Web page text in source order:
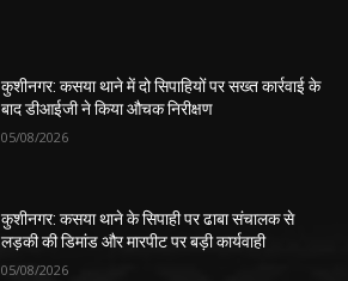
कुशीनगर: कसया थाने में दो सिपाहियों पर सख्त कार्रवाई के
बाद डीआईजी ने किया औचक निरीक्षण
05/08/2026
कुशीनगर: कसया थाने के सिपाही पर ढाबा संचालक से
लड़की की डिमांड और मारपीट पर बड़ी कार्यवाही
05/08/2026